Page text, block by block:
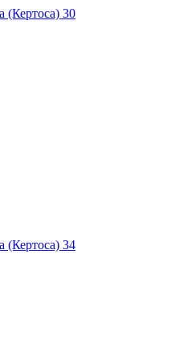
(Кертоса) 30
(Кертоса) 34